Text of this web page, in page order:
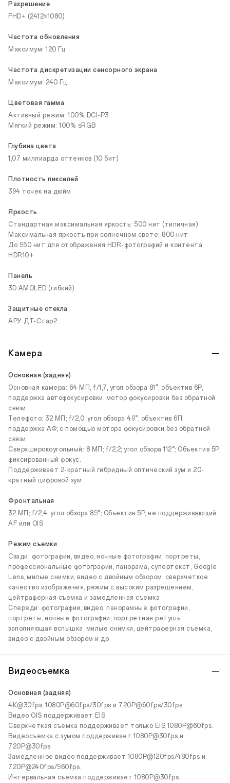
Разрешение
FHD+ (2412×1080)
Частота обновления
Максимум: 120 Гц
Частота дискретизации сенсорного экрана
Максимум: 240 Гц
Цветовая гамма
Активный режим: 100% DCI-P3
Мягкий режим: 100% sRGB
Глубина цвета
1,07 миллиарда оттенков (10 бит)
Плотность пикселей
394 точек на дюйм
Яркость
Стандартная максимальная яркость: 500 нит (типичная)
Максимальная яркость при солнечном свете: 800 нит
До 950 нит для отображения HDR-фотографий и контента
HDR10+
Панель
3D AMOLED (гибкий)
Защитные стекла
АРУ ДТ-Стар2
Камера
Основная (задняя)
Основная камера: 64 МП, f/1,7, угол обзора 81°, объектив 6P,
поддержка автофокусировки, мотор фокусировки без обратной
связи.
Телефото: 32 МП; f/2,0; угол обзора 49°; объектив 6П;
поддержка АФ; с помощью мотора фокусировки без обратной
связи.
Сверхширокоугольный: 8 МП; f/2,2; угол обзора 112°; Объектив 5P,
фиксированный фокус.
Поддерживает 2-кратный гибридный оптический зум и 20-
кратный цифровой зум
Фронтальная
32 МП; f/2,4; угол обзора 89°; Объектив 5P, не поддерживающий
AF или OIS
Режим съемки
Сзади: фотографии, видео, ночные фотографии, портреты,
профессиональные фотографии, панорама, супертекст, Google
Lens, милые снимки, видео с двойным обзором, сверхчеткое
качество изображения, режим с высоким разрешением,
цейтраферная съемка и замедленная съемка
Спереди: фотографии, видео, панорамные фотографии,
портреты, ночные фотографии, портретная ретушь,
заполняющая вспышка, милые снимки, цейтраферная съемка,
видео с двойным обзором и др
Видеосъемка
Основная (задняя)
4K@30fps, 1080P@60fps/30fps и 720P@60fps/30fps.
Видео OIS поддерживает EIS.
Сверхчеткая съемка поддерживает только EIS 1080P@60fps.
Видеосъемка с зумом поддерживает 1080P@30fps и
720P@30fps.
Замедленное видео поддерживает 1080P@120fps/480fps и
720P@240fps/960fps.
Интервальная съемка поддерживает 1080P@30fps.